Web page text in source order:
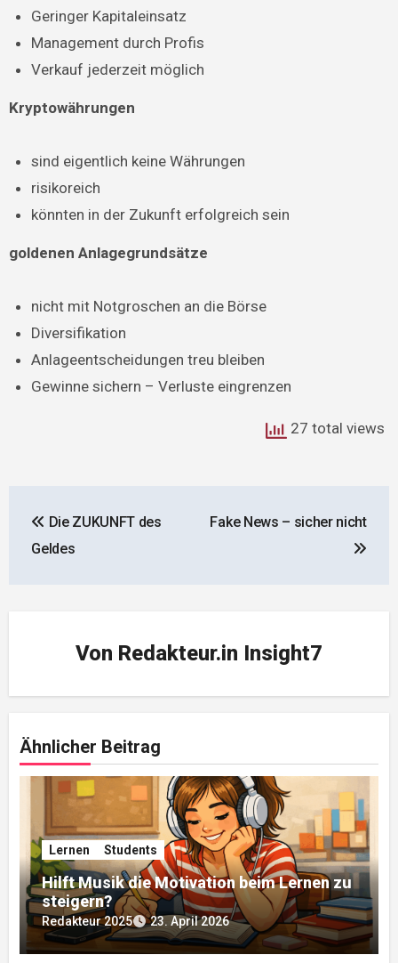
Geringer Kapitaleinsatz
Management durch Profis
Verkauf jederzeit möglich
Kryptowährungen
sind eigentlich keine Währungen
risikoreich
könnten in der Zukunft erfolgreich sein
goldenen Anlagegrundsätze
nicht mit Notgroschen an die Börse
Diversifikation
Anlageentscheidungen treu bleiben
Gewinne sichern – Verluste eingrenzen
27 total views
Die ZUKUNFT des
Geldes
Fake News – sicher nicht
Von Redakteur.in Insight7
Ähnlicher Beitrag
Lernen Students
Hilft Musik die Motivation beim Lernen zu
steigern?
Redakteur 2025 23. April 2026